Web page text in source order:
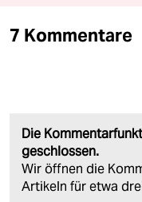
7 Kommentare
Die
geschlossen.
Wir öffnen die
Artikeln für etwa